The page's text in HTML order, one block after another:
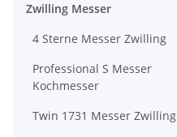
Zwilling Messer
4 Sterne Messer Zwilling
Professional S Messer
Kochmesser
Twin 1731 Messer Zwilling